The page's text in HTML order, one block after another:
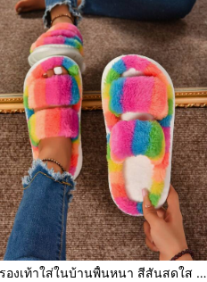
รองเท้าใส่ในบ้านพื้นหนา สีสันสดใส สายคู่ นุ่มฟู สำหรับผู้หญิง กันลื่น แบบสบาย